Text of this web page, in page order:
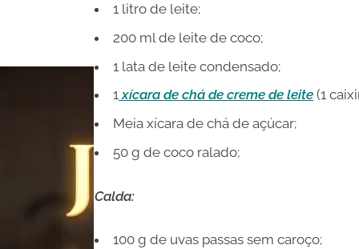
1 litro de leite;
200 ml de leite de coco;
1 lata de leite condensado;
1xícara de chá de creme de leite (1
Meia xícara de chá de açúcar;
50 g de coco ralado;
Calda:
100 g de uvas passas sem caroço;